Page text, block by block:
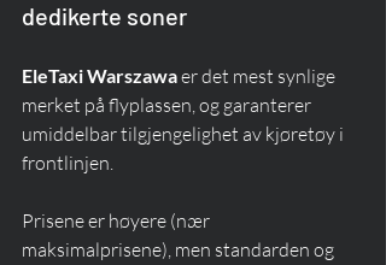
dedikerte soner
EleTaxi Warszawa er det mest synlige
merket på flyplassen, og garanterer
umiddelbar tilgjengelighet av kjøretøy i
frontlinjen.
Prisene er høyere (nær
maksimalprisene), men standarden og